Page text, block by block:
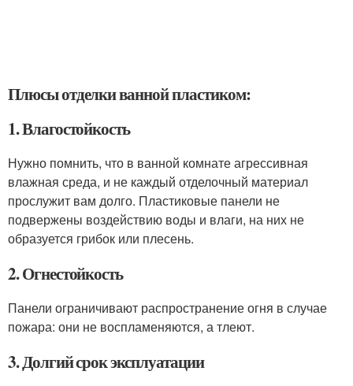
Плюсы отделки ванной пластиком:
1. Влагостойкость
Нужно помнить, что в ванной комнате агрессивная
влажная среда, и не каждый отделочный материал
прослужит вам долго. Пластиковые панели не
подвержены воздействию воды и влаги, на них не
образуется грибок или плесень.
2. Огнестойкость
Панели ограничивают распространение огня в случае
пожара: они не воспламеняются, а тлеют.
3. Долгий срок эксплуатации